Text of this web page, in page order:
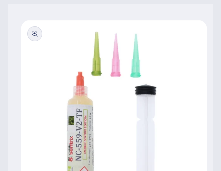
directamente
a la
información